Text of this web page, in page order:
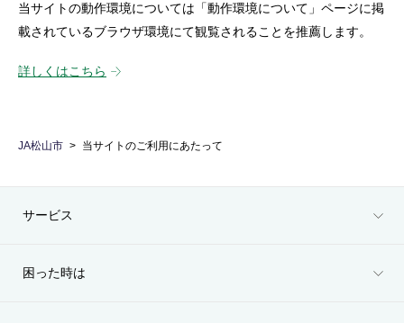
当サイトの動作環境については「動作環境について」ページに掲
載されているブラウザ環境にて観覧されることを推薦します。
詳しくはこちら
JA松山市 当サイトのご利用にあたって
サービス
困った時は